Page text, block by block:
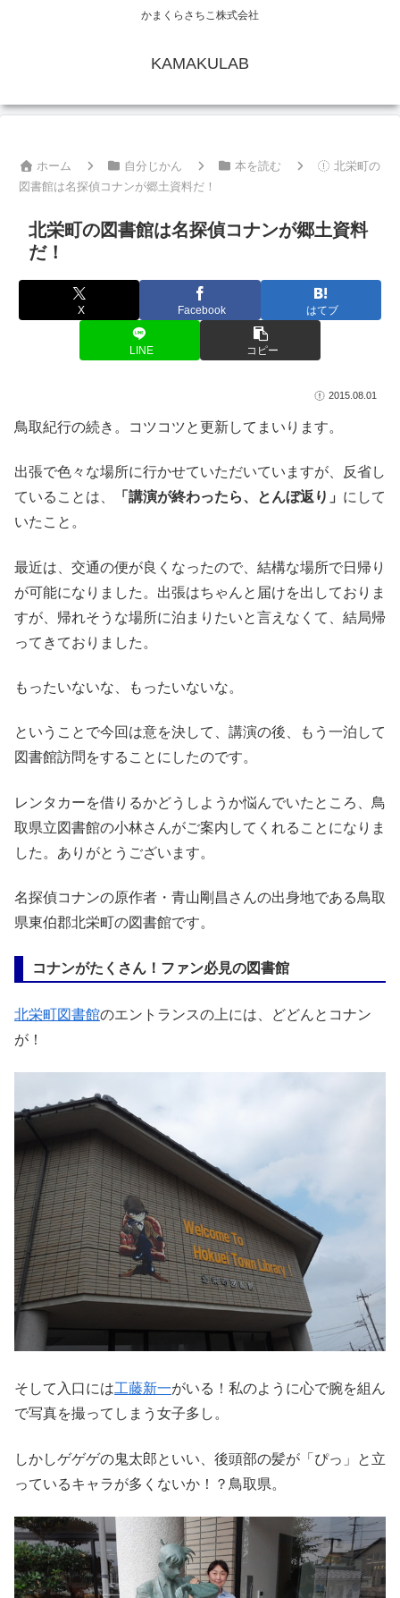
かまくらさちこ株式会社
KAMAKULAB
ホーム 自分じかん 本を読む
北栄町の
図書館は名探偵コナンが郷土資料だ！
北栄町の図書館は名探偵コナンが郷土資料
だ！
X Facebook はてブ
LINE コピー
2015.08.01
鳥取紀行の続き。コツコツと更新してまいります。
出張で色々な場所に行かせていただいていますが、反省し
ていることは、
「講演が終わったら、とんぼ返り」 にして
いたこと。
最近は、交通の便が良くなったので、結構な場所で日帰り
が可能になりました。出張はちゃんと届けを出しておりま
すが、帰れそうな場所に泊まりたいと言えなくて、結局帰
ってきておりました。
もったいないな、もったいないな。
ということで今回は意を決して、講演の後、もう一泊して
図書館訪問をすることにしたのです。
レンタカーを借りるかどうしようか悩んでいたところ、鳥
取県立図書館の小林さんがご案内してくれることになりま
した。ありがとうございます。
名探偵コナンの原作者・青山剛昌さんの出身地である鳥取
県東伯郡北栄町の図書館です。
コナンがたくさん！ファン必見の図書館
北栄町図書館のエントランスの上には、どどんとコナン
が！
そして入口には工藤新一がいる！私のように心で腕を組ん
で写真を撮ってしまう女子多し。
しかしゲゲゲの鬼太郎といい、後頭部の髪が「ぴっ」と立
っているキャラが多くないか！？鳥取県。